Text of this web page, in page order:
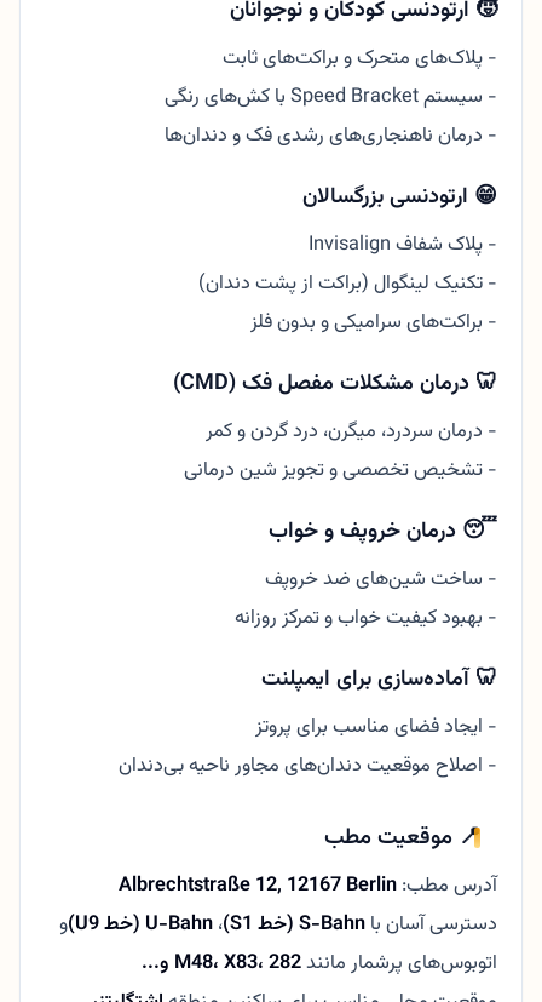
🧒 ارتودنسی کودکان و نوجوانان
- پلاک‌های متحرک و براکت‌های ثابت
- سیستم Speed Bracket با کش‌های رنگی
- درمان ناهنجاری‌های رشدی فک و دندان‌ها
😁 ارتودنسی بزرگسالان
- پلاک شفاف Invisalign
- تکنیک لینگوال (براکت از پشت دندان)
- براکت‌های سرامیکی و بدون فلز
🦷 درمان مشکلات مفصل فک (CMD)
- درمان سردرد، میگرن، درد گردن و کمر
- تشخیص تخصصی و تجویز شین درمانی
😴 درمان خروپف و خواب
- ساخت شین‌های ضد خروپف
- بهبود کیفیت خواب و تمرکز روزانه
🦷 آماده‌سازی برای ایمپلنت
- ایجاد فضای مناسب برای پروتز
- اصلاح موقعیت دندان‌های مجاور ناحیه بی‌دندان
📍 موقعیت مطب
آدرس مطب:Albrechtstraße 12, 12167 Berlin
دسترسی آسان باS-Bahn (خط S1) ،U-Bahn (خط U9)
و
اتوبوس‌های پرشمار مانندM48، X83، 282 و...